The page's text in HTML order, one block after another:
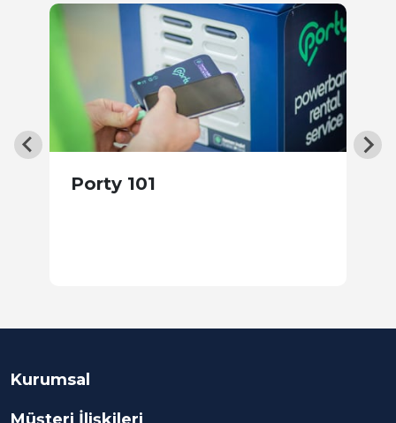
Porty 101
Kurumsal